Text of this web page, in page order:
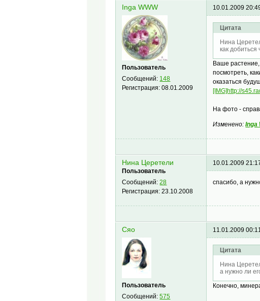
Inga WWW
Пользователь
Сообщений: 148
Регистрация:08.01.2009
10.01.2009
Цитата
Нина
как
Ваше
посмотреть,
оказаться
[IMG]http://
На фото -
Изменено:Inga
Нина Церетели
Пользователь
Сообщений:28
Регистрация:23.10.2008
10.01.2009
спасибо, а
Сяо
Пользователь
Сообщений:575
11.01.2009
Цитата
Нина
а нужно ли
Конечно,